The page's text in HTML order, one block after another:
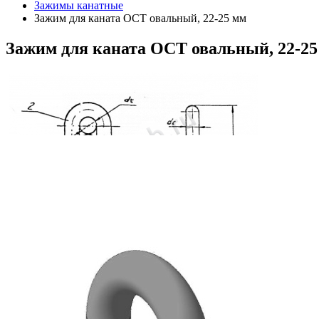
Зажимы канатные
Зажим для каната ОСТ овальный, 22-25 мм
Зажим для каната ОСТ овальный, 22-